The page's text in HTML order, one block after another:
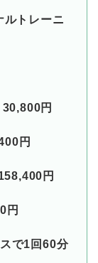
ルトレーニ
円
円
円
円
で1回60分